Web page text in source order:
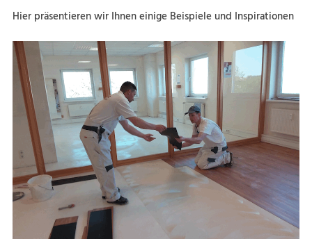
Hier präsentieren wir Ihnen einige Beispiele und Inspirationen